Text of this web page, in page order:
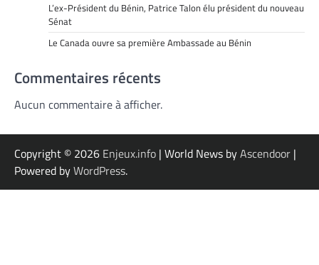
L’ex-Président du Bénin, Patrice Talon élu président du nouveau
Sénat
Le Canada ouvre sa première Ambassade au Bénin
Commentaires récents
Aucun commentaire à afficher.
Copyright © 2026 Enjeux.info | World News byAscendoor |
Powered byWordPress.